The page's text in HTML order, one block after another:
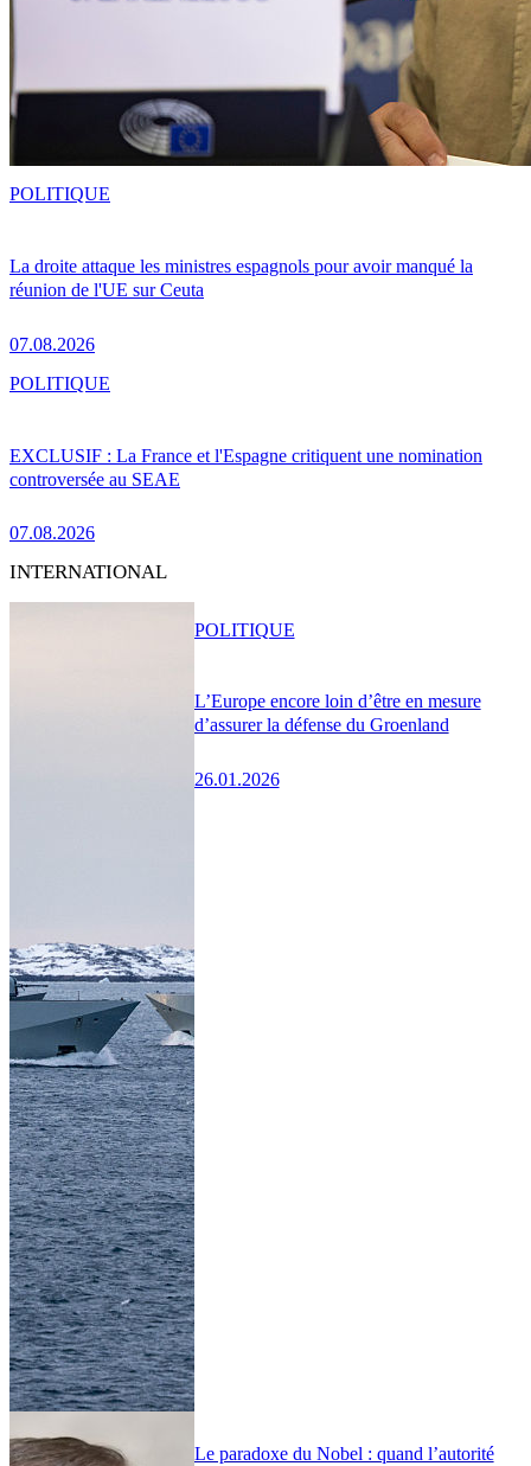
La droite attaque les ministres espagnols pour avoir manqué la
réunion de l'UE sur Ceuta
07.08.2026
POLITIQUE
EXCLUSIF : La France et l'Espagne critiquent une nomination
controversée au SEAE
07.08.2026
POLITIQUE
INTERNATIONAL
L’Europe encore loin d’être en mesure
d’assurer la défense du Groenland
26.01.2026
POLITIQUE
Le paradoxe du Nobel : quand l’autorité